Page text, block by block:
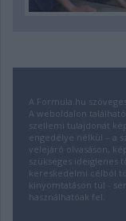
A Formula.hu
A weboldalon
szellemi tulajdonát
engedélye nélkül – a
velejáró olvasáson,
szükséges ideiglenes
kereskedelmi célból
kinyomtatáson túl -
használhatóak fel.